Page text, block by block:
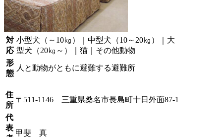
対
応
小型犬（～10㎏）｜中型犬（10～20㎏）｜大
型犬（20㎏～）｜猫｜その他動物
形
態
人と動物がともに避難する避難所
住
所
〒511-1146 三重県桑名市長島町十日外面87-1
代
表
甲斐 真